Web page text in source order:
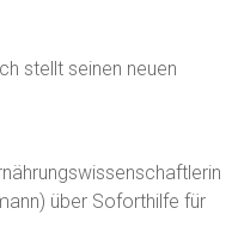
stellt seinen neuen
über Soforthilfe für